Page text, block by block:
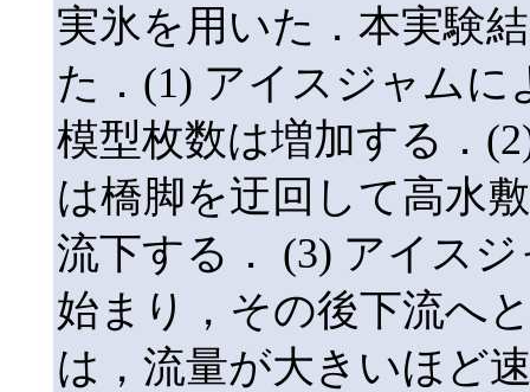
実氷を用いた．本実験
た．(1) アイスジャムに
模型枚数は増加する．
は橋脚を迂回して高水
流下する． (3) アイス
始まり，その後下流へ
は，流量が大きいほど